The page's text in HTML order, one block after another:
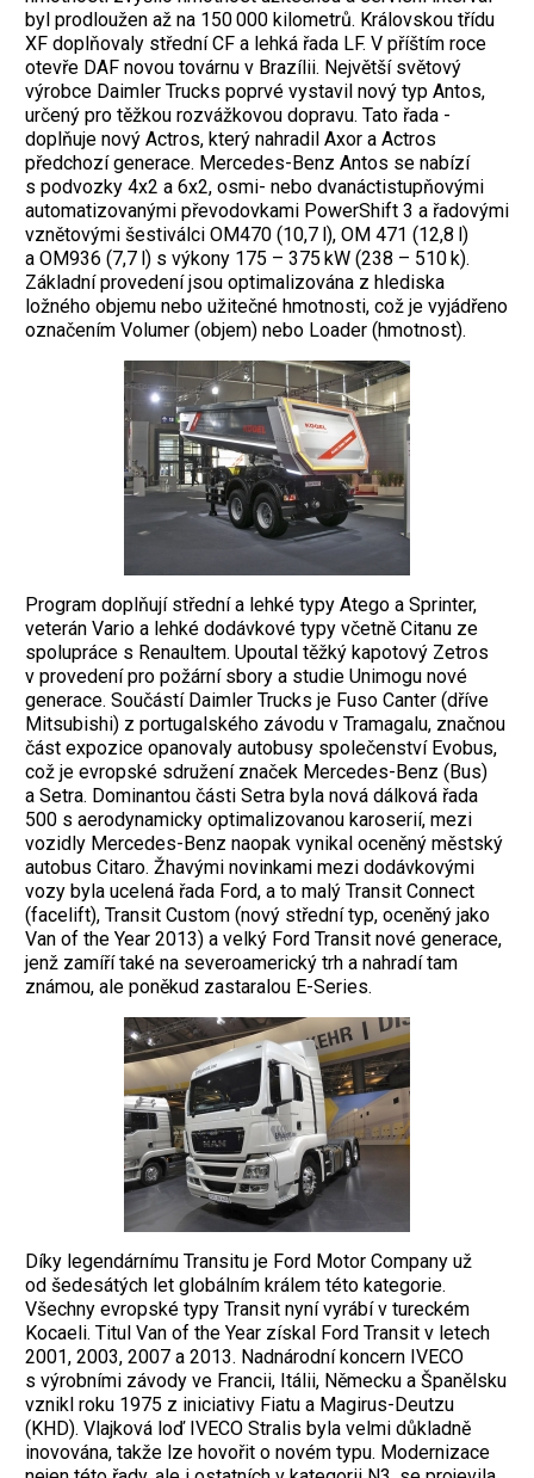
byl prodloužen až na 150 000 kilometrů. Krá­lovskou třídu
XF doplňovaly střední CF a lehká řada LF. V příštím roce
otevře DAF novou továrnu v Brazílii. Největší světový
výrobce Daimler Trucks poprvé vystavil nový typ Antos,
určený pro těžkou rozvážkovou dopravu. Tato řada ­
doplňuje nový Actros, který nahradil Axor a Actros
předchozí generace. Mercedes-Benz Antos se nabízí
s podvozky 4x2 a 6x2, osmi- nebo dvanáctistupňovými
automatizovanými převodovkami PowerShift 3 a řadovými
vznětovými šestiválci OM470 (10,7 l), OM 471 (12,8 l)
a OM936 (7,7 l) s výkony 175 – 375 kW (238 – 510 k).
Základní provedení jsou optimalizována z hlediska
ložného objemu nebo užitečné hmotnosti, což je vyjádřeno
označením Volumer (objem) nebo Loader (hmotnost).
Program doplňují střední a lehké typy Atego a Sprinter,
veterán Vario a lehké dodávkové typy včetně Citanu ze
spolupráce s Renaultem. Upoutal těžký kapotový Zetros
v provedení pro požární sbory a studie Unimogu nové
generace. Součástí Daimler Trucks je Fuso Canter (dříve
Mitsubishi) z portugalského závodu v Tramagalu, značnou
část expozice opanovaly autobusy společenství Evobus,
což je evropské sdružení značek Mercedes-Benz (Bus)
a Setra. Dominantou části ­Setra byla nová dálková řada
500 s aerodynamicky optimalizovanou karoserií, mezi
vozidly Mercedes-Benz naopak vynikal oceněný městský
autobus Citaro. Žhavými novinkami mezi dodávkovými
vozy byla ucelená řada Ford, a to malý Transit Connect
(facelift), Transit Custom (nový střední typ, oceněný jako
Van of the Year 2013) a velký Ford Transit nové generace,
jenž zamíří také na severoamerický trh a nahradí tam
známou, ale poněkud zastaralou E-Series.
Díky legendárnímu Transitu je Ford Motor Company už
od šedesátých let globálním králem této kategorie.
Všechny evropské typy Transit nyní vyrábí v tureckém
Kocaeli. Titul Van of the Year získal Ford Transit v letech
2001, 2003, 2007 a 2013. Nadnárodní koncern IVECO
s výrobními závody ve Francii, Itálii, Německu a Španělsku
vznikl roku 1975 z iniciativy Fiatu a Magirus-Deutzu
(KHD). Vlajková loď IVECO Stralis byla velmi důkladně
inovována, takže lze hovořit o novém typu. Modernizace